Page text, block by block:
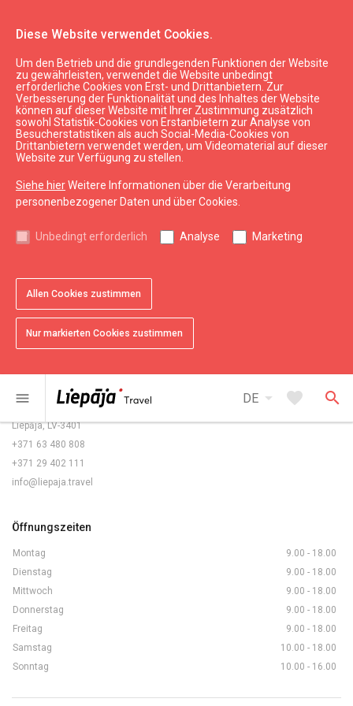
Diese Website verwendet Cookies.
Um den Betrieb und die grundlegenden Funktionen der Website
zu gewährleisten, verwendet die Website unbedingt
erforderliche Cookies von Erst- und Drittanbietern. Zur
Verbesserung der Funktionalität und des Inhaltes der Website
können auf dieser Website mit Ihrer Zustimmung zusätzlich
sowohl Statistik-Cookies von Erstanbietern zur Analyse von
Besucherstatistiken als auch Social-Media-Cookies von
Drittanbietern verwendet werden, um Videomaterial auf dieser
Website zur Verfügung zu stellen.
Siehe hierWeitere Informationen über die Verarbeitung
personenbezogener Daten und über Cookies.
Unbedingt erforderlich Analyse Marketing
Allen Cookies zustimmen
Nur markierten Cookies zustimmen
menu DE arrow_drop_down favorite search
Aktuell Neu
Nach oben
Kurzeme Tourismus
Karten und Broschüren
Tourismusstatistik
Sitemap
Rožu laukums 5/6,
Liepāja, LV-3401
+371 63 480 808
+371 29 402 111
info@liepaja.travel
Öffnungszeiten
Montag
9.00 - 18.00
Dienstag
9.00 - 18.00
Mittwoch
9.00 - 18.00
Donnerstag
9.00 - 18.00
Freitag
9.00 - 18.00
Samstag
10.00 - 18.00
Sonntag
10.00 - 16.00